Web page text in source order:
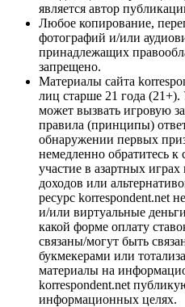
является автор
Любое копирование,
фотографий и/или
принадлежащих
запрещено.
Материалы сайта
лиц старше 21 года (21+).
может вызвать игровую
правила (принципы)
обнаружении первых
немедленно обратитесь
участие в азартных
доходов или
ресурс korrespondent.net
и/или виртуальные
какой форме оплату
связаны/могут быть
букмекерами или
материалы на
korrespondent.net
информационных целях.